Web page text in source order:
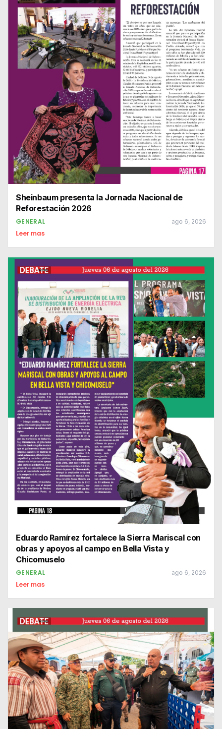
Sheinbaum presenta la Jornada Nacional de
Reforestación 2026
GENERAL ago 6, 2026
Leer mas
Eduardo Ramírez fortalece la Sierra Mariscal con
obras y apoyos al campo en Bella Vista y
Chicomuselo
GENERAL ago 6, 2026
Leer mas